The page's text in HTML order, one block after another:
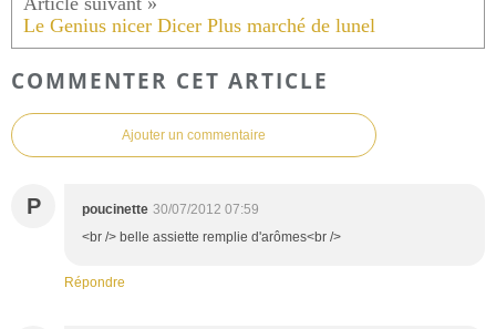
Le Genius nicer Dicer Plus marché de lunel
COMMENTER CET ARTICLE
Ajouter un commentaire
P poucinette 30/07/2012 07:59
<br /> belle assiette remplie d'arômes<br />
Répondre